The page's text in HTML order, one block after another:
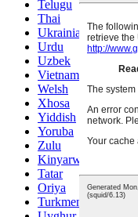
Telugu
Thai
Ukrainian
Urdu
Uzbek
Vietnamese
Welsh
Xhosa
Yiddish
Yoruba
Zulu
Kinyarwanda
Tatar
Oriya
Turkmen